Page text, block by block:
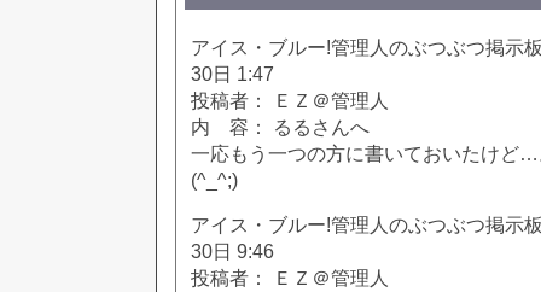
アイス・ブルー!管理人のぶつぶつ掲示
30日 1:47
投稿者： ＥＺ＠管理人
内 容： るるさんへ
一応もう一つの方に書いておいたけど
(^_^;)
アイス・ブルー!管理人のぶつぶつ掲示
30日 9:46
投稿者： ＥＺ＠管理人